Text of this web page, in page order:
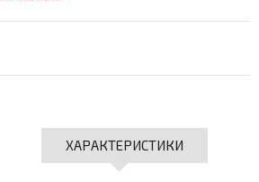
ХАРАКТЕРИСТИКИ